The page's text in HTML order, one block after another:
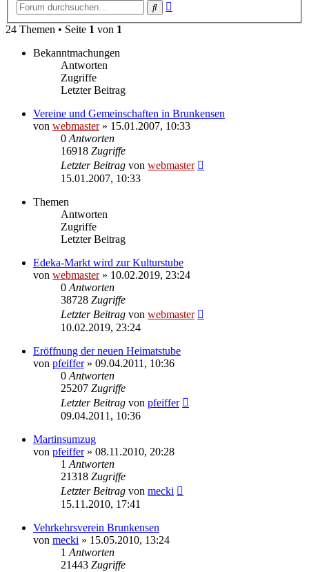
Suche
24 Themen • Seite 1 von 1
Bekanntmachungen
Antworten
Zugriffe
Letzter Beitrag
Vereine und Gemeinschaften in Brunkensen
von webmaster» 15.01.2007, 10:33
0 Antworten
16918 Zugriffe
Letzter Beitrag von webmaster
15.01.2007, 10:33
Themen
Antworten
Zugriffe
Letzter Beitrag
Edeka-Markt wird zur Kulturstube
von webmaster» 10.02.2019, 23:24
0 Antworten
38728 Zugriffe
Letzter Beitrag von webmaster
10.02.2019, 23:24
Eröffnung der neuen Heimatstube
von pfeiffer» 09.04.2011, 10:36
0 Antworten
25207 Zugriffe
Letzter Beitrag von pfeiffer
09.04.2011, 10:36
Martinsumzug
von pfeiffer» 08.11.2010, 20:28
1 Antworten
21318 Zugriffe
Letzter Beitrag von mecki
15.11.2010, 17:41
Vehrkehrsverein Brunkensen
von mecki » 15.05.2010, 13:24
1 Antworten
21443 Zugriffe